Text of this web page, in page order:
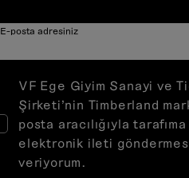
E-posta adresiniz
VF Ege Giyim Sanayi ve
Şirketi’nin Timberland
posta aracılığıyla
elektronik ileti
veriyorum.